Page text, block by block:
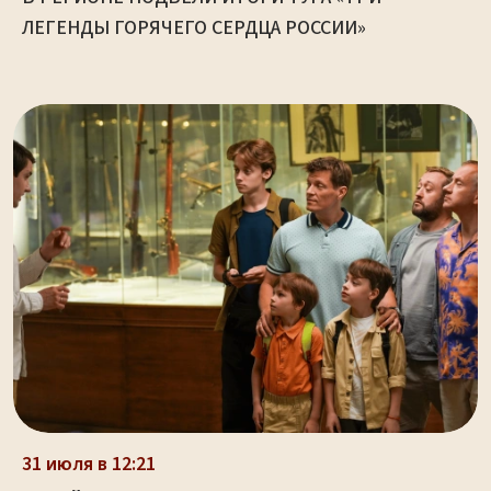
ЛЕГЕНДЫ ГОРЯЧЕГО СЕРДЦА РОССИИ»
31 июля в 12:21